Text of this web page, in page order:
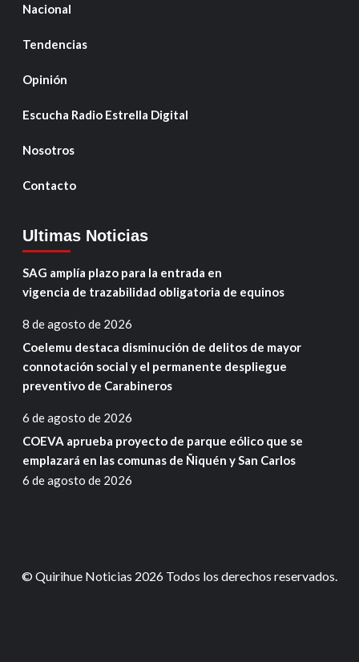
Nacional
Tendencias
Opinión
Escucha Radio Estrella Digital
Nosotros
Contacto
Ultimas Noticias
SAG amplía plazo para la entrada en
vigencia de trazabilidad obligatoria de equinos
8 de agosto de 2026
Coelemu destaca disminución de delitos de mayor
connotación social y el permanente despliegue
preventivo de Carabineros
6 de agosto de 2026
COEVA aprueba proyecto de parque eólico que se
emplazará en las comunas de Ñiquén y San Carlos
6 de agosto de 2026